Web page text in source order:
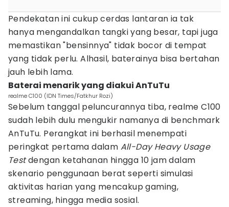
Pendekatan ini cukup cerdas lantaran ia tak
hanya mengandalkan tangki yang besar, tapi juga
memastikan "bensinnya" tidak bocor di tempat
yang tidak perlu. Alhasil, baterainya bisa bertahan
jauh lebih lama.
Baterai menarik yang diakui AnTuTu
realme C100 (IDN Times/Fatkhur Rozi)
Sebelum tanggal peluncurannya tiba, realme C100
sudah lebih dulu mengukir namanya di benchmark
AnTuTu. Perangkat ini berhasil menempati
peringkat pertama dalam All-Day Heavy Usage
Testdengan ketahanan hingga 10 jam dalam
skenario penggunaan berat seperti simulasi
aktivitas harian yang mencakup gaming,
streaming, hingga media sosial.